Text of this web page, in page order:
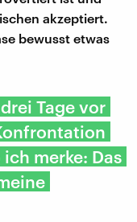
akzeptiert.
bewusst etwas
Tage vor
merke: Das